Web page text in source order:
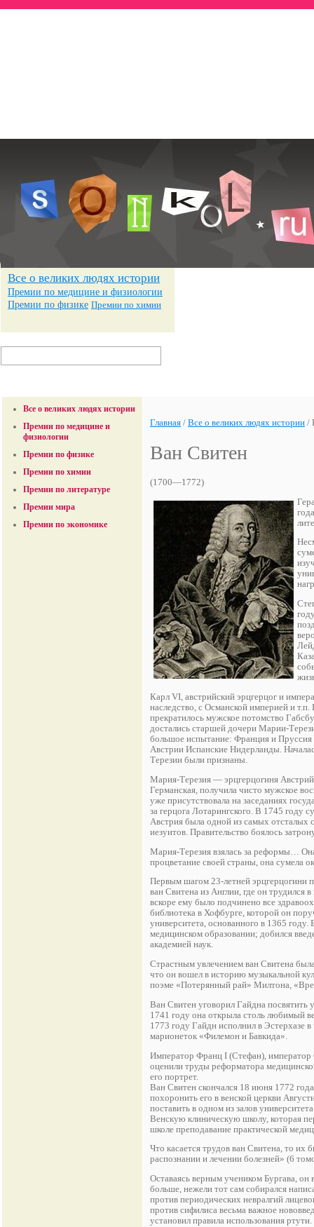
Все о великих людях истории
Премии по медицине и физиологии
Премии по физике Премии по химии
Все о великих людях истории
Премии по медицине и
физиологии
Премии по физике
Премии по химии
Премии по литературе
Премии мира
Премии по экономике
Главная / Все о великих людях истории /
Ван Свитен
(1700—1772)
Карл VI, австрийский эрцгерцог и
наследство, с Османской империей и
прекратилось мужское потомство
достались старшей дочери Марии-
большое испытание: Франция и Пруссия
Австрии Испанские Нидерланды.
Терезии были признаны.
Мария-Терезия — эрцгерцогиня
Германская, получила чисто мужское
уже присутствовала на заседаниях
за герцога Лотарингского. В 1745
Австрия была одной из самых отсталых
иезуитов. Правительство боялось
Мария-Терезия взялась за реформы…
процветание своей страны, она сумела
Первым шагом 23-летней эрцгерцогини
ван Свитена из Англии, где он трудился
вскоре ему было подчинено все
библиотека в Хофбурге, которой он
университета, основанного в 1365
медицинском образовании; добился
академией наук.
Страстным увлечением ван Свитена
что он вошел в историю музыкальной
поэме «Потерянный рай» Милтона,
Ван Свитен уговорил Гайдна
1741 году она открыла столь любимый
1773 году Гайдн исполнил в Эстерхазе
марионеток «Филемон и Бавкида».
Император Франц I (Стефан), император
оценили труды реформатора
его портрет.
Ван Свитен скончался 18 июня 1772
похоронить его в венской церкви
поставить в одном из залов
Венскую клиническую школу, которая
школе преподавание практической
Что касается трудов ван Свитена, то
распознании и лечении болезней» (6
Оставаясь верным учеником Бургава, он
больше, нежели тот сам собирался
против периодических невралгий
против сифилиса весьма важное
установил правила использования ртути.